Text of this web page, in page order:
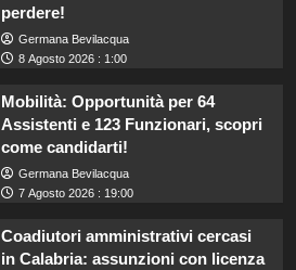
perdere!
Germana Bevilacqua
8 Agosto 2026 : 1:00
Mobilità: Opportunità per 64
Assistenti e 123 Funzionari, scopri
come candidarti!
Germana Bevilacqua
7 Agosto 2026 : 19:00
Coadiutori amministrativi cercasi
in Calabria: assunzioni con licenza